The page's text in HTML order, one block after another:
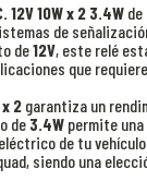
10W x 2 3.4W de
de
de12V, este relé
que
x 2 garantiza un
de 3.4W permite
de tu
siendo una